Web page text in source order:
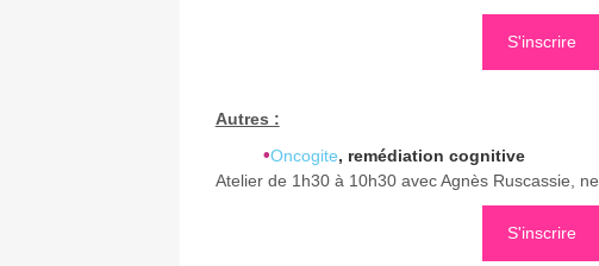
S'inscrire
Autres :
•Oncogite, remédiation cognitive
Atelier de 1h30 à 10h30 avec Agnès Ruscassie,
S'inscrire